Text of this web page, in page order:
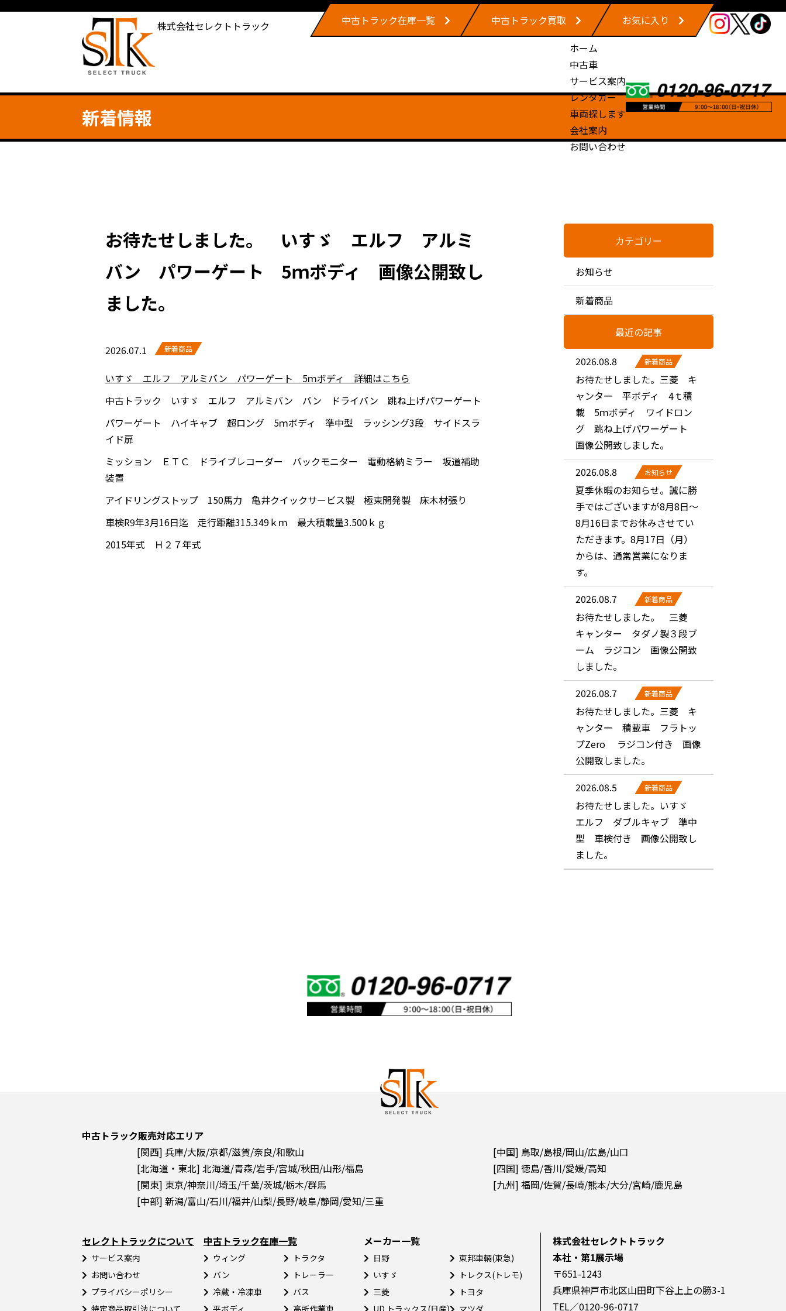
株式会社セレクトトラック 中古トラック在庫一覧 中古トラック買取
お気に入り
ホーム
中古車
サービス案内
レンタカー
車両探します
会社案内
お問い合わせ
新着情報
お待たせしました。 いすゞ エルフ アルミ
バン パワーゲート 5ｍボディ 画像公開致し
ました。
2026.07.1 新着商品
いすゞ エルフ アルミバン パワーゲート 5ｍボディ 詳細はこちら
中古トラック いすゞ エルフ アルミバン バン ドライバン 跳ね上げパワーゲート
パワーゲート ハイキャブ 超ロング 5ｍボディ 準中型 ラッシング3段 サイドスラ
イド扉
ミッション ＥＴＣ ドライブレコーダー バックモニター 電動格納ミラー 坂道補助
装置
アイドリングストップ 150馬力 亀井クイックサービス製 極東開発製 床木材張り
車検R9年3月16日迄 走行距離315.349ｋｍ 最大積載量3.500ｋｇ
2015年式 Ｈ２７年式
カテゴリー
お知らせ
新着商品
最近の記事
2026.08.8 新着商品
お待たせしました。三菱 キ
ャンター 平ボディ 4ｔ積
載 5ｍボディ ワイドロン
グ 跳ね上げパワーゲート
画像公開致しました。
2026.08.8
お知らせ
夏季休暇のお知らせ。誠に勝
手ではございますが8月8日～
8月16日までお休みさせてい
ただきます。8月17日（月）
からは、通常営業になりま
す。
2026.08.7
新着商品
お待たせしました。 三菱
キャンター タダノ製３段ブ
ーム ラジコン 画像公開致
しました。
2026.08.7
新着商品
お待たせしました。三菱 キ
ャンター 積載車 フラトッ
プZero ラジコン付き 画像
公開致しました。
2026.08.5
新着商品
お待たせしました。いすゞ
エルフ ダブルキャブ 準中
型 車検付き 画像公開致し
ました。
中古トラック販売対応エリア
[関西] 兵庫/大阪/京都/滋賀/奈良/和歌山
[北海道・東北] 北海道/青森/岩手/宮城/秋田/山形/福島
[関東] 東京/神奈川/埼玉/千葉/茨城/栃木/群馬
[中部] 新潟/富山/石川/福井/山梨/長野/岐阜/静岡/愛知/三重
[中国] 鳥取/島根/岡山/広島/山口
[四国] 徳島/香川/愛媛/高知
[九州] 福岡/佐賀/長崎/熊本/大分/宮崎/鹿児島
セレクトトラックについて
サービス案内
お問い合わせ
プライバシーポリシー
中古トラック在庫一覧
ウィング
バン
冷蔵・冷凍車
トラクタ
トレーラー
バス
メーカー一覧
日野
いすゞ
三菱
東邦車輛(東急)
トレクス(トレモ)
トヨタ
株式会社セレクトトラック
本社・第1展示場
〒651-1243
兵庫県神戸市北区山田町下谷上上の勝3-1
TEL／0120-96-0717